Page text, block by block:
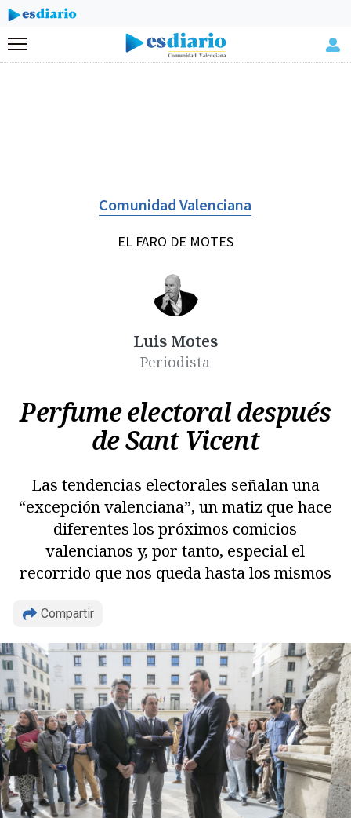
Menú
Comunidad Valenciana
EL FARO DE MOTES
Luis Motes
Periodista
Perfume electoral después
de Sant Vicent
Las tendencias electorales señalan una
“excepción valenciana”, un matiz que hace
diferentes los próximos comicios
valencianos y, por tanto, especial el
recorrido que nos queda hasta los mismos
Compartir